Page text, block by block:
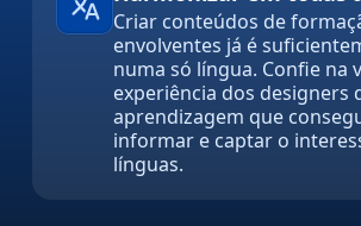
Serviços de Dados
Melhore a IA com dados confiáveis
Todas as soluções
Dominar a tradução com IA para
Dicas para aumentar eficiência, escala e
Carreiras
Construa o seu futuro connosco
Oportunidades para freelancers
Faça parte da nossa rede global
Criar conteúdos de
envolventes já é
numa só língua. Confie na
experiência dos designers
aprendizagem que
informar e captar o
línguas.